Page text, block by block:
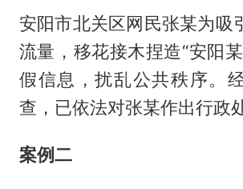
安阳市北关区网民张某为吸
流量，移花接木捏造“安阳
假信息，扰乱公共秩序。
查，已依法对张某作出行政
案例二